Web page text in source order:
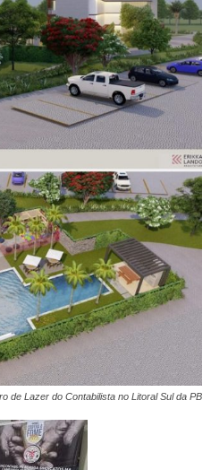
de Lazer do Contabilista no Litoral Sul da PB